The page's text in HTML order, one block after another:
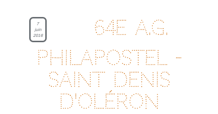
7
juin
2016
64e A.G.
Philapostel -
Saint Denis
d'Oléron